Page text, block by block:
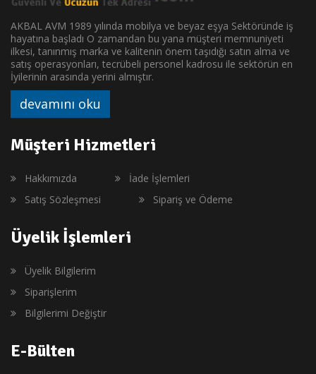
AKBAL AVM 1989 yılında mobilya ve beyaz eşya Sektöründe iş
hayatına başladı O zamandan bu yana müşteri memnuniyeti
ilkesi, tanınmış marka ve kalitenin önem taşıdığı satın alma ve
satış operasyonları, tecrübeli personel kadrosu ile sektörün en
İyilerinin arasında yerini almıştır.
devamını oku
Müşteri Hizmetleri
Hakkımızda
İade İşlemleri
Satış Sözleşmesi
Sipariş ve Ödeme
Üyelik İşlemleri
Üyelik Bilgilerim
Siparişlerim
Bilgilerimi Değiştir
E-Bülten